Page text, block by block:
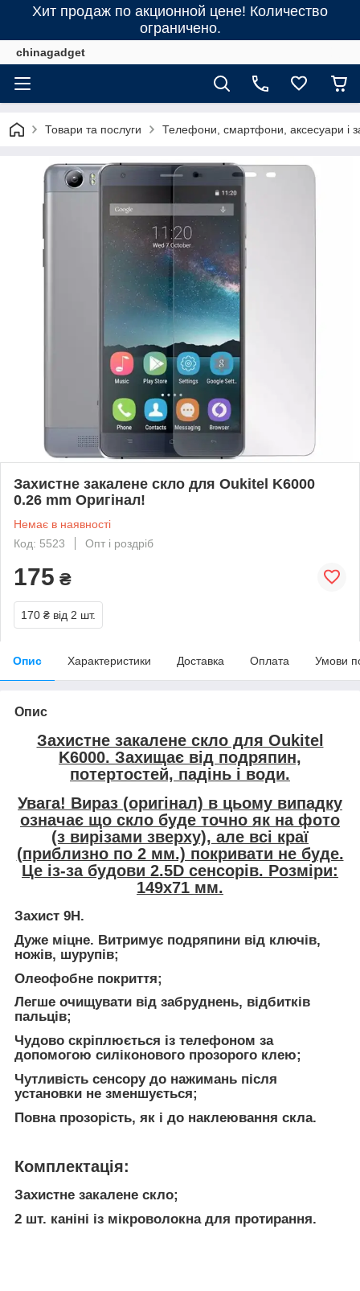
Хит продаж по акционной цене! Количество
ограничено.
chinagadget
Товари та послуги Телефони, смартфони, аксесуари і
Захистне закалене скло для Oukitel K6000
0.26 mm Оригінал!
Немає в наявності
Код: 5523
Опт і роздріб
175 ₴
170 ₴ від 2 шт.
Опис Характеристики Доставка Оплата Умови
Опис
Захистне закалене скло для Oukitel
K6000. Захищає від подряпин,
потертостей, падінь і води.
Увага! Вираз (оригінал) в цьому випадку
означає що скло буде точно як на фото
(з вирізами зверху), але всі краї
(приблизно по 2 мм.) покривати не буде.
Це із-за будови 2.5D сенсорів. Розміри:
149х71 мм.
Захист 9Н.
Дуже міцне. Витримує подряпини від ключів,
ножів, шурупів;
Олеофобне покриття;
Легше очищувати від забруднень, відбитків
пальців;
Чудово скріплюється із телефоном за
допомогою силіконового прозорого клею;
Чутливість сенсору до нажимань після
установки не зменшується;
Повна прозорість, як і до наклеювання скла.
Комплектація:
Захистне закалене скло;
2 шт. каніні із мікроволокна для протирання.